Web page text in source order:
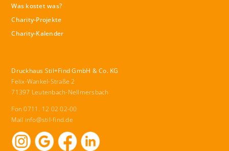
Was kostet was?
Charity-Projekte
Charity-Kalender
Druckhaus Stil+Find GmbH & Co. KG
Felix-Wankel-Straße 2
71397 Leutenbach-Nellmersbach
Fon 0711. 12 02 02-00
Mail info@stil-find.de